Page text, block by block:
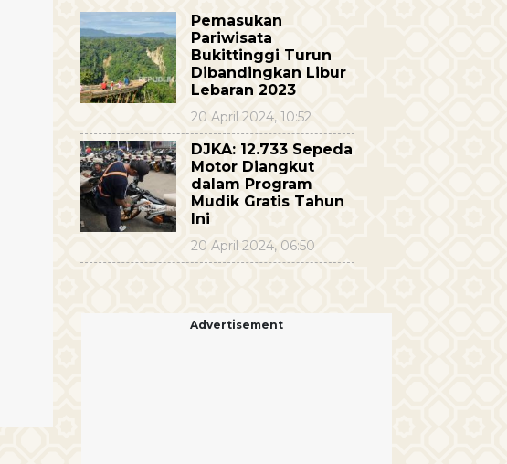
Pemasukan
Pariwisata
Bukittinggi Turun
Dibandingkan Libur
Lebaran 2023
20 April 2024, 10:52
DJKA: 12.733 Sepeda
Motor Diangkut
dalam Program
Mudik Gratis Tahun
Ini
20 April 2024, 06:50
Advertisement